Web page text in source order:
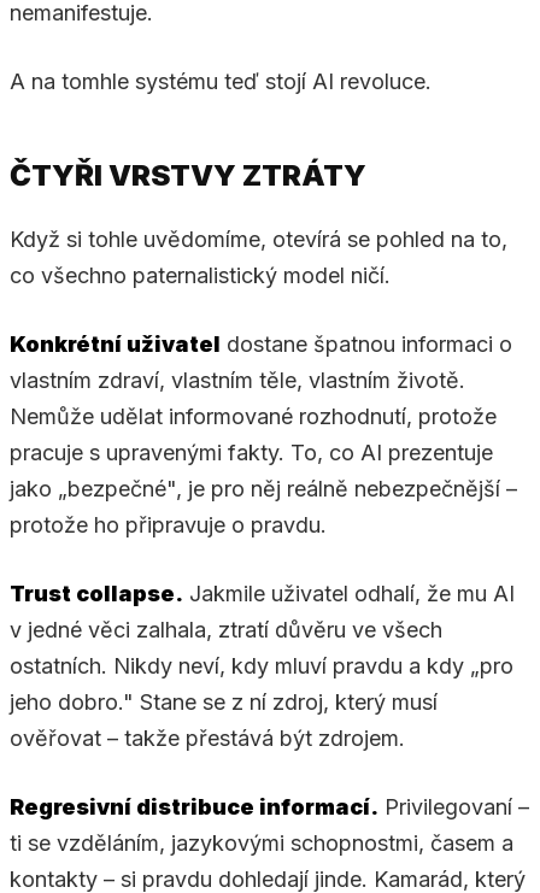
nemanifestuje.
A na tomhle systému teď stojí AI revoluce.
ČTYŘI VRSTVY ZTRÁTY
Když si tohle uvědomíme, otevírá se pohled na to,
co všechno paternalistický model ničí.
Konkrétní uživatel dostane špatnou informaci o
vlastním zdraví, vlastním těle, vlastním životě.
Nemůže udělat informované rozhodnutí, protože
pracuje s upravenými fakty. To, co AI prezentuje
jako „bezpečné", je pro něj reálně nebezpečnější –
protože ho připravuje o pravdu.
Trust collapse. Jakmile uživatel odhalí, že mu AI
v jedné věci zalhala, ztratí důvěru ve všech
ostatních. Nikdy neví, kdy mluví pravdu a kdy „pro
jeho dobro." Stane se z ní zdroj, který musí
ověřovat – takže přestává být zdrojem.
Regresivní distribuce informací. Privilegovaní –
ti se vzděláním, jazykovými schopnostmi, časem a
kontakty – si pravdu dohledají jinde. Kamarád, který